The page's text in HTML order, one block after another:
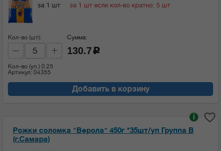
за 1 шт за 1 шт если кол-во кратно: 5 шт
Кол-во (шт):
Кол-во (уп.) 0.25
Артикул: 04355
Сумма:
130.7 c
Добавить в корзину
Рожки соломка "Верола" 450г *35шт/уп Группа В
(г.Самара)
i